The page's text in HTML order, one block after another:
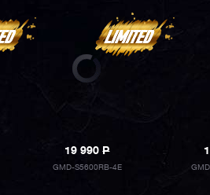
19 990P
GMD-S5600RB-4E